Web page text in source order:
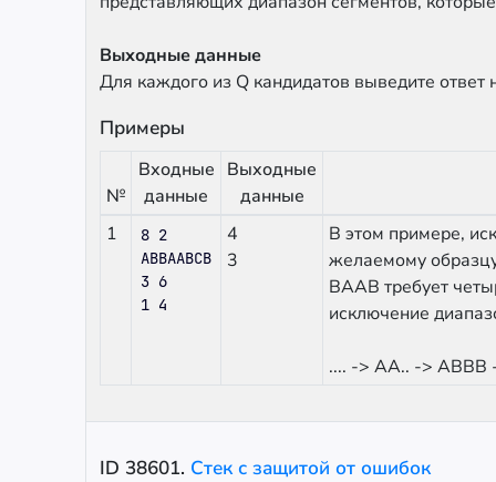
Выходные данные
Для каждого из Q кандидатов выведите ответ
Примеры
№
Входные
данные
Выходные
данные
1
8 2
ABBAABCB
3 6
1 4
4
3
В этом примере,
желаемому
BAAB требует
исключение
.... -> AA.. -> ABBB
ID 38601. Стек с защитой от ошибок